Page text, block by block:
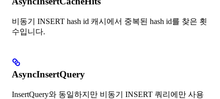
비동기 INSERT hash id 캐시에서 중복된 hash id를 찾은 횟
수입니다.
AsyncInsertQuery
InsertQuery와 동일하지만 비동기 INSERT 쿼리에만 사용